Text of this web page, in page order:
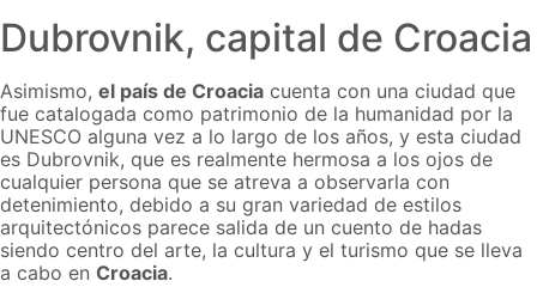
Dubrovnik, capital de Croacia
Asimismo, el país de Croacia cuenta con una ciudad que
fue catalogada como patrimonio de la humanidad por la
UNESCO alguna vez a lo largo de los años, y esta ciudad
es Dubrovnik, que es realmente hermosa a los ojos de
cualquier persona que se atreva a observarla con
detenimiento, debido a su gran variedad de estilos
arquitectónicos parece salida de un cuento de hadas
siendo centro del arte, la cultura y el turismo que se lleva
a cabo en Croacia.